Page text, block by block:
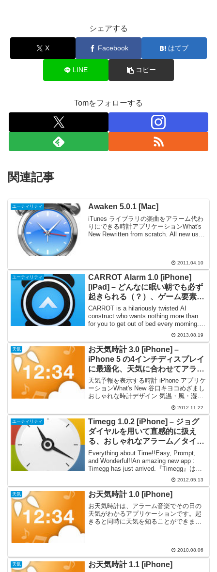
シェアする
X Facebook はてブ
LINE コピー
Tomをフォローする
関連記事
ユーティリティ Awaken 5.0.1 [Mac]
iTunes ライブラリの楽曲をアラーム代わ
りにできる時計アプリケーションWhat's
New Rewritten from scratch. All new user
2011.04.10
ユーティリティ
CARROT Alarm 1.0 [iPhone]
[iPad] – どんなに眠い朝でも必ず
起きられる（？）、ゲーム要素も
備えた目覚まし時計
CARROT is a hilariously twisted AI
construct who wants nothing more than
for you to get out of bed every morning.
2013.08.19
天気
お天気時計 3.0 [iPhone] –
iPhone 5 の4インチディスプレイ
に最適化、天気に合わせてアラー
ム音が変わる天気予報時計
天気予報を表示する時計 iPhone アプリケ
ーションWhat's New 谷口キヨコめざまし
おしゃれな時計デザイン 気温・風・湿
度・気圧のリアルタイム情報！ iPhone5
対応ひさしぶりの紹介です。天気予報を
表示する時計 iPhone ...
2012.11.22
ユーティリティ
Timegg 1.0.2 [iPhone] – ジョグ
ダイヤルを用いて直感的に扱え
る、おしゃれなアラーム／タイマ
ーアプリケーション
Everything about Time!!Easy, Prompt,
and Wonderful!!An amazing new app :
Timegg has just arrived.『Timegg』は、
ボタンのタップやメニュー切... 2012.05.13
天気 お天気時計 1.0 [iPhone]
お天気時計は、アラーム音楽でその日の
天気がわかるアプリケーションです。起
きると同時に天気を知ることができま
2010.08.06
天気 お天気時計 1.1 [iPhone]